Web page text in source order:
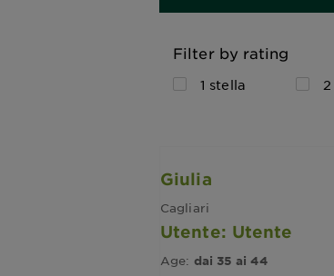
Filter by rating
1 stella
Giulia
Cagliari
Utente: Utente
Age: dai 35 ai 44